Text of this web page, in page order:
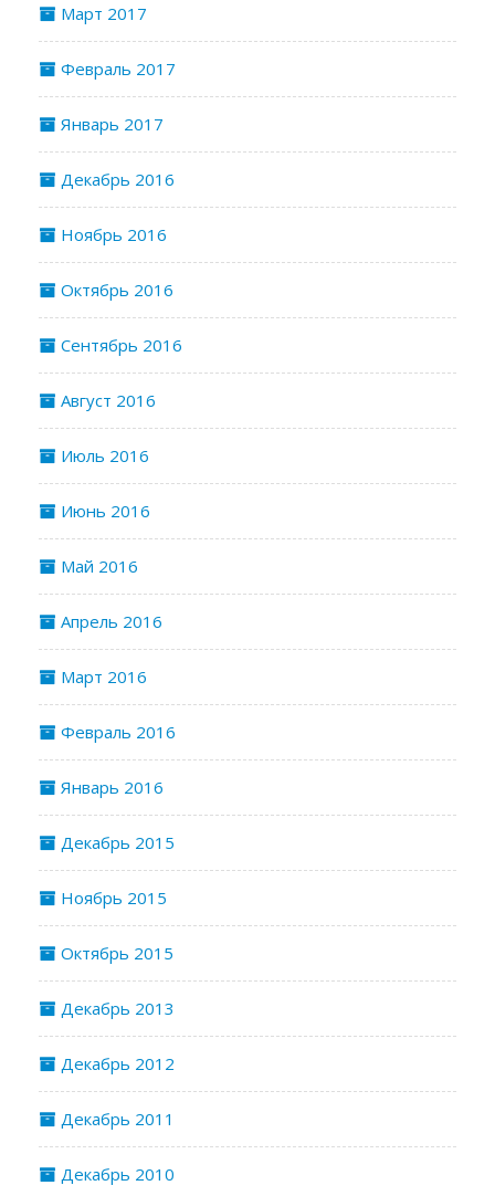
Март 2017
Февраль 2017
Январь 2017
Декабрь 2016
Ноябрь 2016
Октябрь 2016
Сентябрь 2016
Август 2016
Июль 2016
Июнь 2016
Май 2016
Апрель 2016
Март 2016
Февраль 2016
Январь 2016
Декабрь 2015
Ноябрь 2015
Октябрь 2015
Декабрь 2013
Декабрь 2012
Декабрь 2011
Декабрь 2010